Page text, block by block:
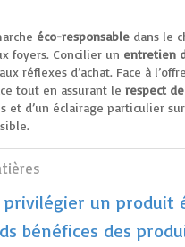
éco-responsable dans le
foyers. Concilier un entretien
réflexes d’achat. Face à
tout en assurant le respect
et d’un éclairage particulier
privilégier un produit
bénéfices des